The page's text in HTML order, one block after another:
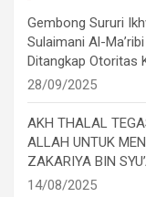
Gembong Sururi
Sulaimani Al-
Ditangkap Otoritas
28/09/2025
AKH THALAL
ALLAH UNTUK
ZAKARIYA BIN
14/08/2025